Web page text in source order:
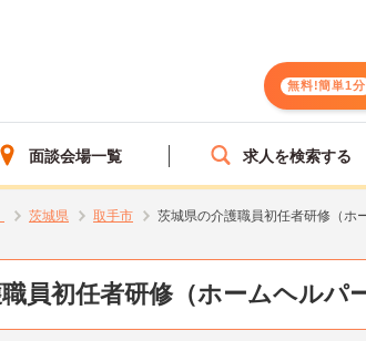
無料!簡単1分
面談会場一覧 求人を検索する
茨城県 取手市 茨城県の介護職員初任者研修（ホ
員初任者研修（ホームヘルパ